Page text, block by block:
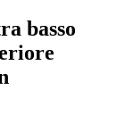
basso